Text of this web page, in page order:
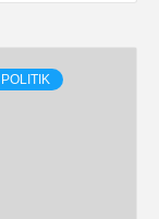
POLITIK